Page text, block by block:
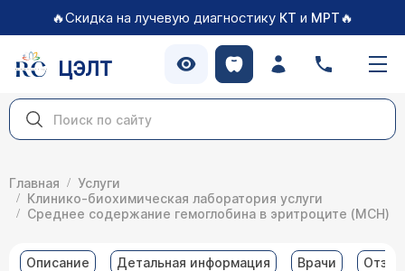
🔥Скидка на лучевую диагностику КТ и МРТ🔥
ЦЭЛТ
Главная
Услуги
Клинико-биохимическая лаборатория услуги
Среднее содержание гемоглобина в эритроците (MCH)
Описание Детальная информация Врачи